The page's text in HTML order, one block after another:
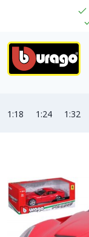
1:18 1:24 1:32